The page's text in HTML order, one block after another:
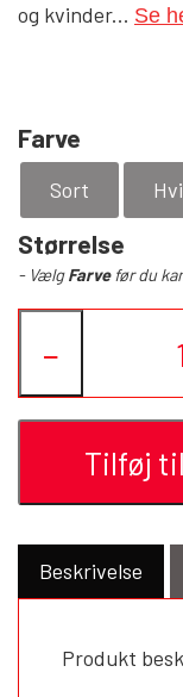
og kvinder... Se
Farve
Sort
Størrelse
- VælgFarvefør du
−
Tilføj
Beskrivelse
Produkt